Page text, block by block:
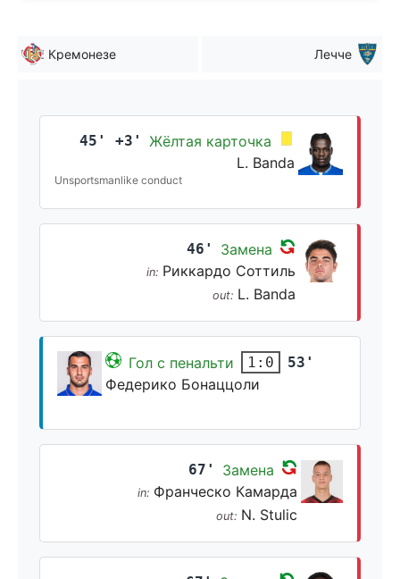
Кремонезе Лечче
45' +3'
Жёлтая карточка
L. Banda
Unsportsmanlike conduct
46' Замена
in: Риккардо Соттиль
out: L. Banda
Гол с пенальти 1:0 53'
Федерико Бонаццоли
67' Замена
in: Франческо Камарда
out: N. Stulic